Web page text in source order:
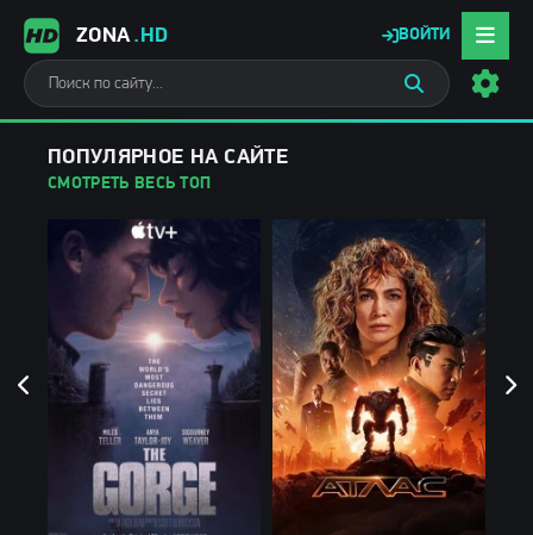
ZONA.HD ВОЙТИ
ПОПУЛЯРНОЕ НА САЙТЕ
СМОТРЕТЬ ВЕСЬ ТОП